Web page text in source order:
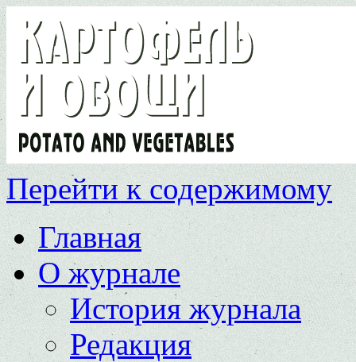
Перейти к содержимому
Главная
О журнале
История журнала
Редакция